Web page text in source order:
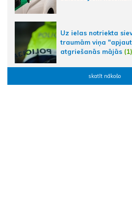
Uz ielas notriekta
traumām viņa
atgriešanās mājās (1)
skatīt nākošo